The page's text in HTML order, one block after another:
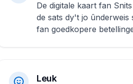
De digitale kaart fan
de sats dy't jo
fan goedkopere
Leuk